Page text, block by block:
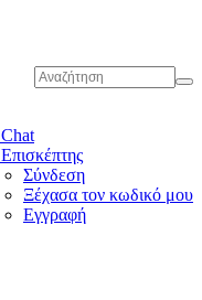
Chat
Επισκέπτης
Σύνδεση
Ξέχασα τον κωδικό μου
Εγγραφή